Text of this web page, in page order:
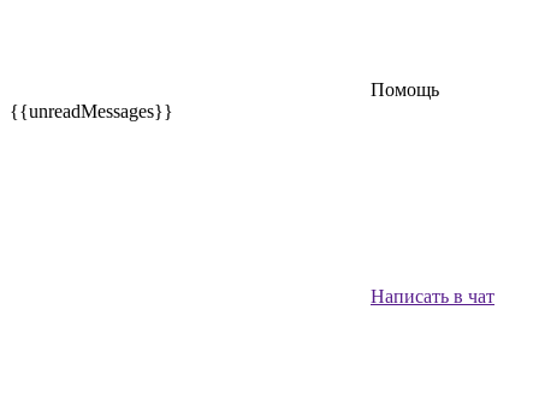
Помощь
{{unreadMessages}}
Написать в чат